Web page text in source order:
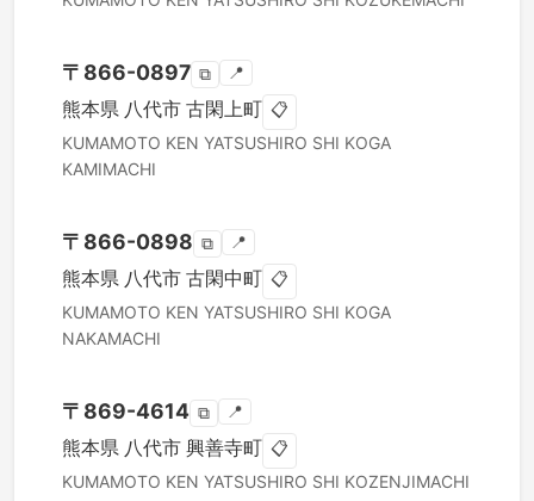
〒 866-0897 ⧉ 📍
熊本県 八代市 古閑上町 📋
KUMAMOTO KEN YATSUSHIRO SHI KOGA
KAMIMACHI
〒 866-0898 ⧉ 📍
熊本県 八代市 古閑中町 📋
KUMAMOTO KEN YATSUSHIRO SHI KOGA
NAKAMACHI
〒 869-4614 ⧉ 📍
熊本県 八代市 興善寺町 📋
KUMAMOTO KEN YATSUSHIRO SHI KOZENJIMACHI